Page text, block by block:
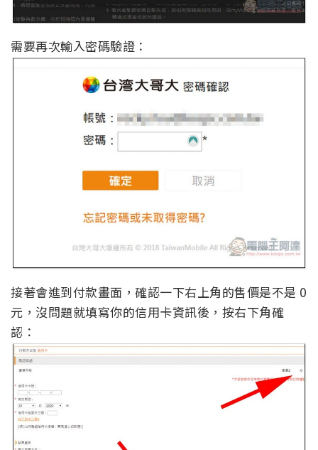
需要再次輸入密碼驗證：
接著會進到付款畫面，確認一下右上角的售價是不是 0
元，沒問題就填寫你的信用卡資訊後，按右下角確
認：